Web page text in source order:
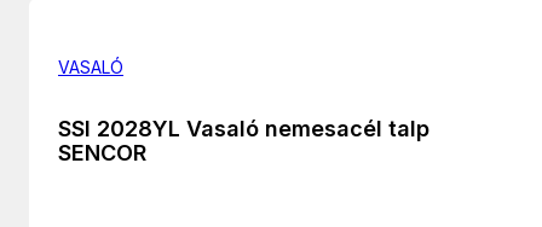
VASALÓ
SSI 2028YL Vasaló nemesacél talp
SENCOR